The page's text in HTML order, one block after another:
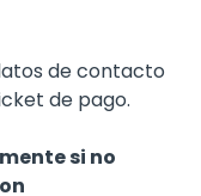
de contacto
de pago.
si no